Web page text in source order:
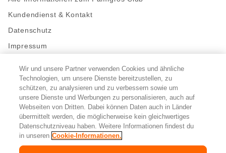
Kundendienst & Kontakt
Datenschutz
Impressum
Bleibe mit uns in Kontakt
Facebook
https://twitter.com/migros
https://www.youtube.com/user/
PinterestInstagram
Cookie-Einstellungen
FR IT
Wir und unsere Partner verwenden Cookies und ähnliche
Technologien, um unsere Dienste bereitzustellen, zu
schützen, zu analysieren und zu verbessern sowie um
unsere Dienste und Werbungen zu personalisieren, auch auf
Webseiten von Dritten. Dabei können Daten auch in Länder
übermittelt werden, die möglicherweise kein gleichwertiges
Datenschutzniveau haben. Weitere Informationen findest du
in unseren Cookie-Informationen.